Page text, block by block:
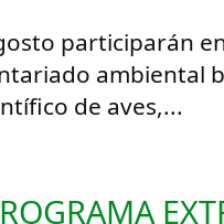
participarán
ambiental
de aves,...